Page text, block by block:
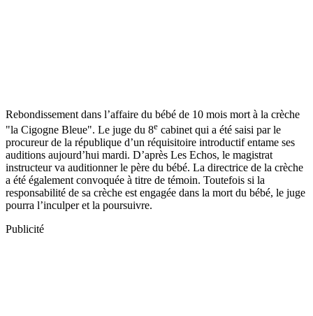
Rebondissement dans l’affaire du bébé de 10 mois mort à la crèche
"la Cigogne Bleue". Le juge du 8e cabinet qui a été saisi par le
procureur de la république d’un réquisitoire introductif entame ses
auditions aujourd’hui mardi. D’après Les Echos, le magistrat
instructeur va auditionner le père du bébé. La directrice de la crèche
a été également convoquée à titre de témoin. Toutefois si la
responsabilité de sa crèche est engagée dans la mort du bébé, le juge
pourra l’inculper et la poursuivre.
Publicité